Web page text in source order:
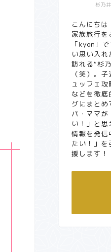
杉乃
こんにちは
家族旅行を
「kyon」
い思い入
訪れる“杉
（笑）。
ュッフェ
などを徹底
グにまとめ
パ・ママが
い！」と
情報を発信
たい！」
援します！